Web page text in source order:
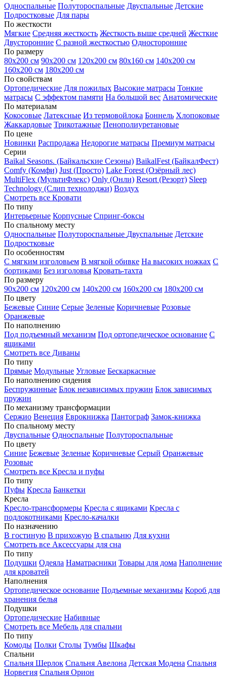
Односпальные Полутороспальные Двуспальные Детские
Подростковые Для пары
По жесткости
Мягкие Средняя жесткость Жесткость выше средней Жесткие
Двусторонние С разной жесткостью Односторонние
По размеру
80х200 см 90х200 см 120х200 см 80х160 см 140х200 см
160х200 см 180х200 см
По свойствам
Ортопедические Для пожилых Высокие матрасы Тонкие
матрасы С эффектом памяти На большой вес Анатомические
По материалам
Кокосовые Латексные Из термовойлока Боннель Хлопоковые
Жаккардовые Трикотажные Пенополиуретановые
По цене
Новинки Распродажа Недорогие матрасы Премиум матрасы
Серии
Baikal Seasons. (Байкальские Сезоны) BaikalFest (БайкалФест)
Comfy (Комфи) Just (Просто) Lake Forest (Озёрный лес)
MultiFlex (МультиФлекс) Only (Онли) Resort (Резорт) Sleep
Technology (Слип технолоджи) Воздух
Смотреть все Кровати
По типу
Интерьерные Корпусные Спринг-боксы
По спальному месту
Односпальные Полутороспальные Двуспальные Детские
Подростковые
По особенностям
С мягким изголовьем В мягкой обивке На высоких ножках С
бортиками Без изголовья Кровать-тахта
По размеру
90х200 см 120х200 см 140х200 см 160х200 см 180х200 см
По цвету
Бежевые Синие Серые Зеленые Коричневые Розовые
Оранжевые
По наполнению
Под подъемный механизм Под ортопедическое основание С
ящиками
Смотреть все Диваны
По типу
Прямые Модульные Угловые Бескаркасные
По наполнению сидения
Беспружинные Блок независимых пружин Блок зависимых
пружин
По механизму трансформации
Сержио Венеция Еврокнижка Пантограф Замок-книжка
По спальному месту
Двуспальные Односпальные Полутороспальные
По цвету
Синие Бежевые Зеленые Коричневые Серый Оранжевые
Розовые
Смотреть все Кресла и пуфы
По типу
Пуфы Кресла Банкетки
Кресла
Кресло-трансформеры Кресла с ящиками Кресла с
подлокотниками Кресло-качалки
По назначению
В гостиную В прихожую В спальню Для кухни
Смотреть все Аксессуары для сна
По типу
Подушки Одеяла Наматрасники Товары для дома Наполнение
для кроватей
Наполнения
Ортопедическое основание Подъемные механизмы Короб для
хранения белья
Подушки
Ортопедические Набивные
Смотреть все Мебель для спальни
По типу
Комоды Полки Столы Тумбы Шкафы
Спальни
Спальня Шерлок Спальня Авелона Детская Модена Спальня
Норвегия Спальня Орион